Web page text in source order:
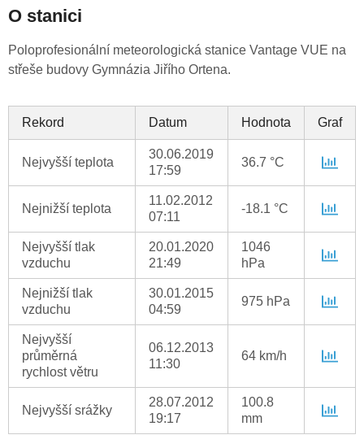
O stanici
Po­lo­pro­fe­si­o­nál­ní me­te­o­ro­lo­gic­ká sta­ni­ce Van­tage VUE na
střeše bu­do­vy Gym­ná­zia Ji­ří­ho Or­te­na.
Rekord Datum Hodnota Graf
Nejvyšší teplota
30.06.2019
17:59
36.7 °C
Nejnižší teplota
11.02.2012
07:11
-18.1 °C
Nejvyšší tlak
vzduchu
20.01.2020
21:49
1046
hPa
Nejnižší tlak
vzduchu
30.01.2015
04:59
975 hPa
Nejvyšší
průměrná
rychlost větru
06.12.2013
11:30
64 km/h
Nejvyšší srážky
28.07.2012
19:17
100.8
mm